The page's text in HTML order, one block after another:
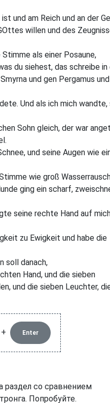
und am Reich und an der
willen und des
als einer Posaune,
du siehest, das schreibe in
und gen Pergamus
Und als ich mich wandte,
Sohn gleich, der war
und seine Augen wie
wie groß
ging ein scharf,
seine rechte Hand auf
zu Ewigkeit und habe die
soll danach,
Hand, und die sieben
und die sieben Leuchter,
+ Enter
раздел со сравнением
Попробуйте.